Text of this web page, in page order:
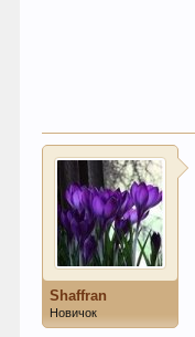
Shaffran
Новичок